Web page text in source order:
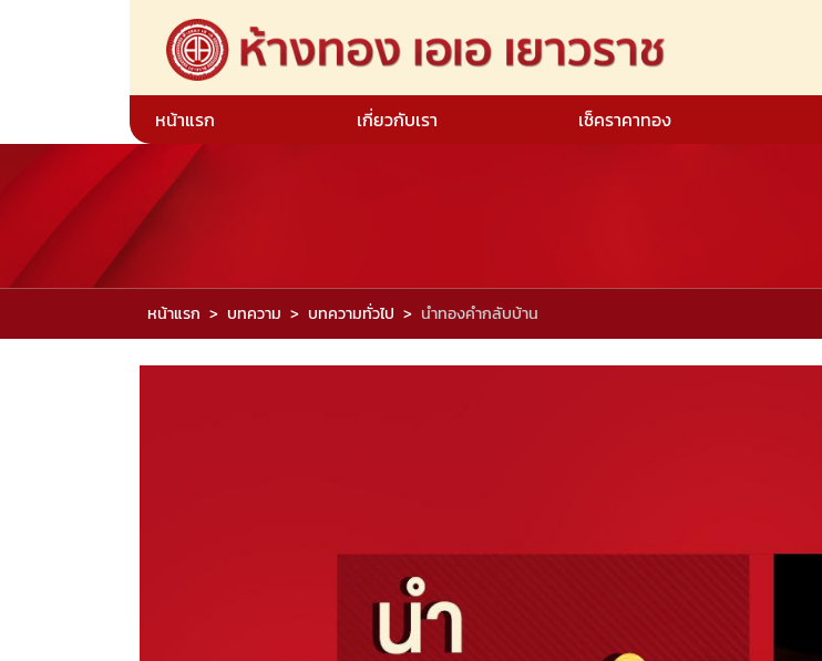
หน้าแรก เกี่ยวกับเรา เช็คราคาทอง
หน้าแรก บทความ บทความทั่วไป นำทองคำกลับบ้าน